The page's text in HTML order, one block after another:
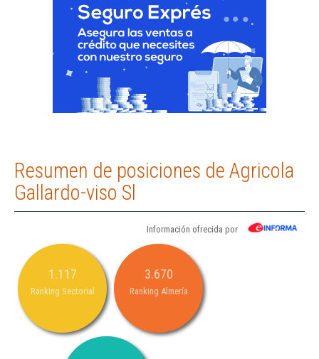
Resumen de posiciones de Agricola
Gallardo-viso Sl
Información ofrecida por
1.117
Ranking Sectorial
3.670
Ranking Almería